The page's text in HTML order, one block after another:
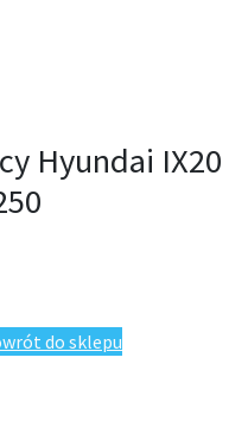
Hyundai IX20
IX20 10- diesel 253801P250
do sklepu